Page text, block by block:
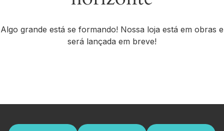
Algo grande está se formando! Nossa loja está em obras e
será lançada em breve!